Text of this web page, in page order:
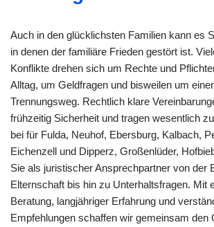
Auch in den glücklichsten Familien kann es
in denen der familiäre Frieden gestört ist.
Konflikte drehen sich um Rechte und
Alltag, um Geldfragen und bisweilen um
Trennungsweg. Rechtlich klare
frühzeitig Sicherheit und tragen wesentlich
bei für Fulda, Neuhof, Ebersburg, Kalbach,
Eichenzell und Dipperz, Großenlüder,
Sie als juristischer Ansprechpartner von der
Elternschaft bis hin zu Unterhaltsfragen. Mit
Beratung, langjähriger Erfahrung und
Empfehlungen schaffen wir gemeinsam den